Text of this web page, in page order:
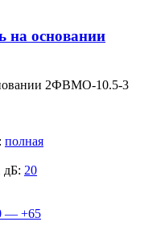
на основании
2ФВМO-10.5-3
: полная
дБ: 20
— +65